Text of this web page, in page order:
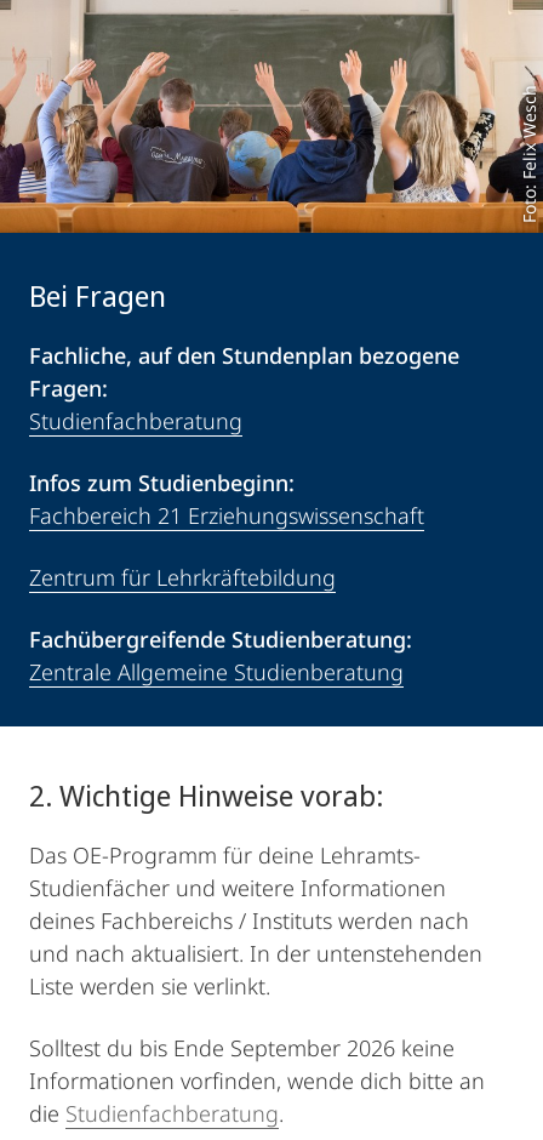
Bei Fragen
Fachliche, auf den Stundenplan bezogene
Fragen:
Studienfachberatung
Infos zum Studienbeginn:
Fachbereich 21 Erziehungswissenschaft
Zentrum für Lehrkräftebildung
Fachübergreifende Studienberatung:
Zentrale Allgemeine Studienberatung
Foto: Felix Wesch
2. Wichtige Hinweise vorab:
Das OE-Programm für deine Lehramts-
Studienfächer und weitere Informationen
deines Fachbereichs / Instituts werden nach
und nach aktualisiert. In der untenstehenden
Liste werden sie verlinkt.
Solltest du bis Ende September 2026 keine
Informationen vorfinden, wende dich bitte an
die Studienfachberatung.